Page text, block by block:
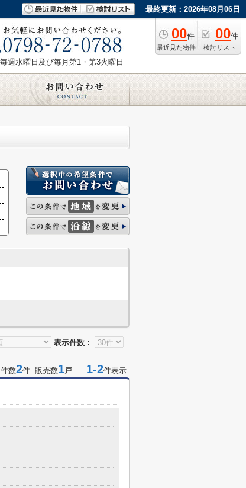
最終更新：2026年08月06日
00件
最近見た物件
00件
検討リスト
週水曜日及び毎月第1・第3火曜日
表示件数：
数2件 販売数1戸 1-2件表示